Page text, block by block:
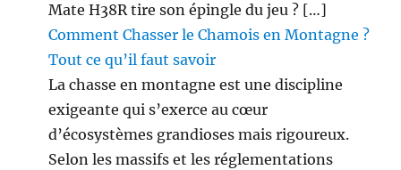
Mate H38R tire son épingle du jeu ? […]
Comment Chasser le Chamois en Montagne ?
Tout ce qu’il faut savoir
La chasse en montagne est une discipline
exigeante qui s’exerce au cœur
d’écosystèmes grandioses mais rigoureux.
Selon les massifs et les réglementations